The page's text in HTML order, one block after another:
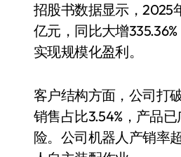
招股书数据显示，2025
亿元，同比大增
实现规模化盈利。
客户结构方面，公司打
销售占比3.54%，产品
险。公司机器人产销率
小家电